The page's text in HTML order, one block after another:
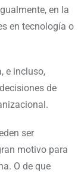
en la
en tecnología o
e incluso,
de
ser
motivo para
O de que